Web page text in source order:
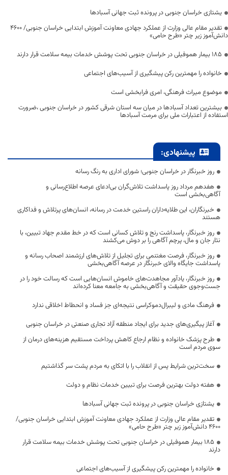
یشتازی خراسان جنوبی در پرونده ثبت جهانی آسبادها
تقدیر مقام عالی وزارت از عملکرد جهادی معاونت آموزش ابتدایی خراسان جنوبی/ ۴۶۰۰
دانش‌آموز زیر چتر «طرح حامی»
۱۸۵ بیمار هموفیلی در خراسان جنوبی تحت پوشش خدمات بیمه سلامت قرار دارند
خانواده را مهمترین رکن پیشگیری از آسیب‌های اجتماعی
موضوع میراث فرهنگی، امری فرابخشی است
بیشترین تعداد آسبادها در میان سه استان شرقی کشور در خراسان جنوبی ،ضرورت
استفاده از اعتبارات ملی برای مرمت آسبادها
پیشنهادی:
روز خبرنگار در خراسان جنوبی؛ شورای اداری به رنگ رسانه
هفدهم مرداد روز پاسداشت تلاش‌گران بی‌ادعای عرصه اطلاع‌رسانی و
آگاهی‌بخشی است
خبرنگاران، این طلایه‌داران راستین خدمت در رسانه، انسان‌های پرتلاش و فداکاری
هستند
روز خبرنگار، پاسداشت رنج و تلاش کسانی است که در خط مقدم جهاد تبیین، با
نثار جان و مال، پرچم آگاهی را بر دوش می‌کشند
روز خبرنگار، فرصت مغتنمی برای تجلیل از تلاش‌های ارزشمند اصحاب رسانه و
پاسداشت جایگاه والای خبرنگار در عرصه آگاهی‌بخشی
روز خبرنگار، یادآور مجاهدت‌های خاموش انسان‌هایی است که رسالت خود را در
جست‌وجوی حقیقت و آگاهی‌بخشی به جامعه معنا کرده‌اند
فرهنگ مادی و لیبرال‌دموکراسی نتیجه‌ای جز فساد و انحطاط اخلاقی ندارد
آغاز پیگیری‌های جدید برای ایجاد منطقه آزاد تجاری صنعتی در خراسان جنوبی
طرح پزشک خانواده و نظام ارجاع کاهش پرداخت مستقیم هزینه‌های درمان از
سوی مردم است
سخت‌ترین شرایط پس از انقلاب را با اتکای به مردم پشت سر گذاشتیم
هفته دولت بهترین فرصت برای تبیین خدمات نظام و دولت
یشتازی خراسان جنوبی در پرونده ثبت جهانی آسبادها
تقدیر مقام عالی وزارت از عملکرد جهادی معاونت آموزش ابتدایی خراسان جنوبی/
۴۶۰۰ دانش‌آموز زیر چتر «طرح حامی»
۱۸۵ بیمار هموفیلی در خراسان جنوبی تحت پوشش خدمات بیمه سلامت قرار
دارند
خانواده را مهمترین رکن پیشگیری از آسیب‌های اجتماعی